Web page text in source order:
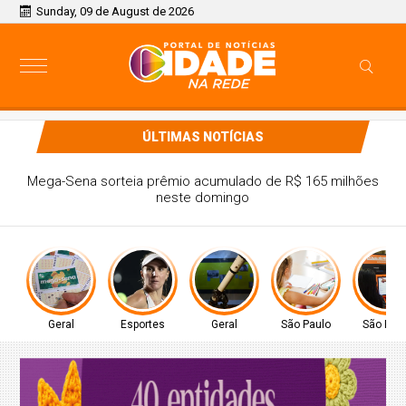
Sunday, 09 de August de 2026
ÚLTIMAS NOTÍCIAS
Tenista Bia Haddad anuncia pausa na carreira neste
segundo semestre
Geral Esportes Geral São Paulo São